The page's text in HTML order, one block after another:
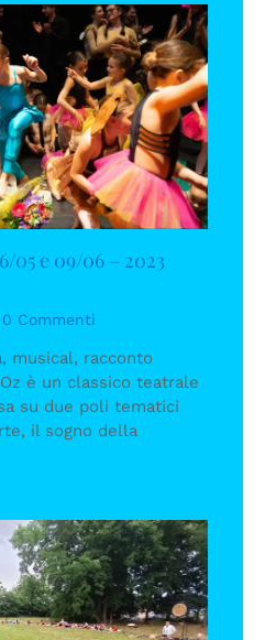
05 e 09/06 – 2023
0 Commenti
musical, racconto
è un classico teatrale
su due poli tematici
il sogno della